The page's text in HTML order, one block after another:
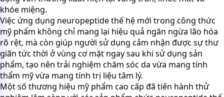
khóe miệng.
Việc ứng dụng neuropeptide thế hệ mới trong công thức
mỹ phẩm không chỉ mang lại hiệu quả ngăn ngừa lão hóa
rõ rệt, mà còn giúp người sử dụng cảm nhận được sự thư
giãn tức thời ở vùng cơ mặt ngay sau khi sử dụng sản
phẩm, tạo nên trải nghiệm chăm sóc da vừa mang tính
thẩm mỹ vừa mang tính trị liệu tâm lý.
Một số thương hiệu mỹ phẩm cao cấp đã tiến hành thử